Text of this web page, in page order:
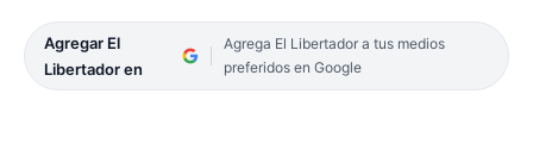
Agregar El
Libertador en
Agrega El Libertador a tus medios
preferidos en Google